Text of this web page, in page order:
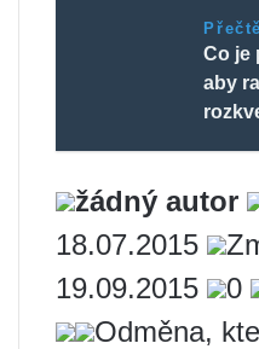
Co je
aby
žádný autor
18.07.2015
19.09.2015
0
Odměna,